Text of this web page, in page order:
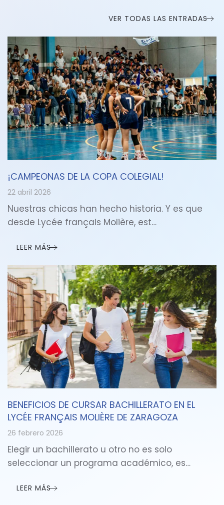
VER TODAS LAS ENTRADAS
¡CAMPEONAS DE LA COPA COLEGIAL!
22 abril 2026
Nuestras chicas han hecho historia. Y es que
desde Lycée français Molière, est…
LEER MÁS
BENEFICIOS DE CURSAR BACHILLERATO EN EL
LYCÉE FRANÇAIS MOLIÈRE DE ZARAGOZA
26 febrero 2026
Elegir un bachillerato u otro no es solo
seleccionar un programa académico, es…
LEER MÁS